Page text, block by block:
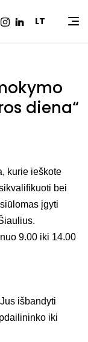
LT
mokymo
diena“
kurie ieškote
bei
įgyti
9.00 iki 14.00
išbandyti
iki